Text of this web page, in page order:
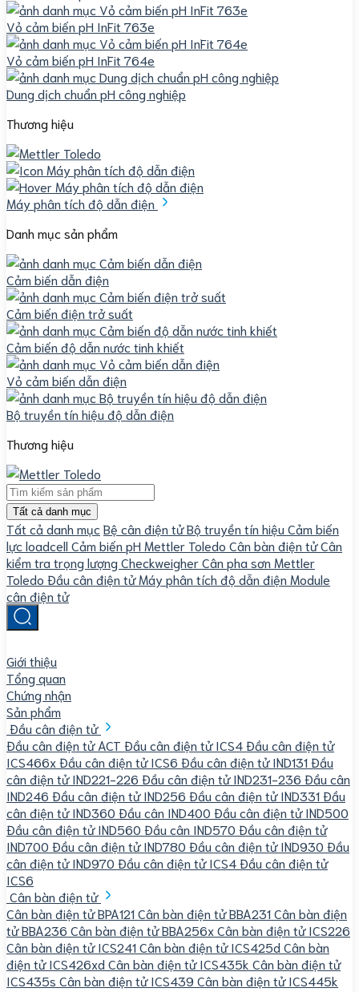
Vỏ cảm biến pH InFit 763e
Vỏ cảm biến pH InFit 764e
Dung dịch chuẩn pH công nghiệp
Thương hiệu
Máy phân tích độ dẫn điện
Danh mục sản phẩm
Cảm biến dẫn điện
Cảm biến điện trở suất
Cảm biến độ dẫn nước tinh khiết
Vỏ cảm biến dẫn điện
Bộ truyền tín hiệu độ dẫn điện
Thương hiệu
Tất cả danh mục
Tất cả danh mục Bệ cân điện tửBộ truyền tín hiệu Cảm biến
lực loadcell Cảm biến pH Mettler Toledo Cân bàn điện tửCân
kiểm tra trọng lượng CheckweigherCân pha sơn Mettler
Toledo Đầu cân điện tửMáy phân tích độ dẫn điện Module
cân điện tử
Giới thiệu
Tổng quan
Chứng nhận
Sản phẩm
Đầu cân điện tử
Đầu cân điện tử ACT Đầu cân điện tử ICS4Đầu cân điện tử
ICS466xĐầu cân điện tử ICS6 Đầu cân điện tử IND131Đầu
cân điện tử IND221-226 Đầu cân điện tử IND231-236 Đầu cân
IND246 Đầu cân điện tử IND256 Đầu cân điện tử IND331Đầu
cân điện tử IND360 Đầu cân IND400 Đầu cân điện tử IND500
Đầu cân điện tử IND560 Đầu cân IND570 Đầu cân điện tử
IND700 Đầu cân điện tử IND780 Đầu cân điện tử IND930 Đầu
cân điện tử IND970 Đầu cân điện tử ICS4Đầu cân điện tử
ICS6
Cân bàn điện tử
Cân bàn điện tử BPA121Cân bàn điện tử BBA231Cân bàn điện
tử BBA236 Cân bàn điện tử BBA256xCân bàn điện tử ICS226
Cân bàn điện tử ICS241Cân bàn điện tử ICS425d Cân bàn
điện tử ICS426xd Cân bàn điện tử ICS435k Cân bàn điện tử
ICS435s Cân bàn điện tử ICS439 Cân bàn điện tử ICS445k